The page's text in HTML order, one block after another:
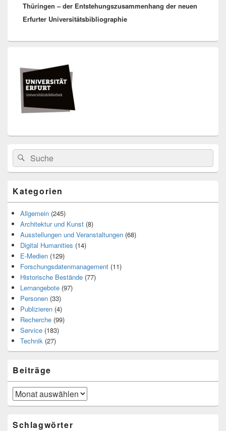
Thüringen – der Entstehungszusammenhang der neuen
Erfurter Universitätsbibliographie
Widget-
Bereich
Search
for:
Suche
Kategorien
Allgemein (245)
Architektur und Kunst (8)
Ausstellungen und Veranstaltungen (68)
Digital Humanities (14)
E-Medien (129)
Forschungsdatenmanagement (11)
Historische Bestände (77)
Lernangebote (97)
Personen (33)
Publizieren (4)
Recherche (99)
Service (183)
Technik (27)
Beiträge
Beiträge
Schlagwörter